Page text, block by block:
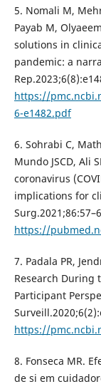
5. Nomali M,
Payab M,
solutions in
pandemic: a
https://
6-e1482.pdf
6. Sohrabi C,
Mundo JSCD, Ali
coronavirus
implications for
https://
7. Padala PR,
Research During
Participant
https://
8. Fonseca MR.
de si em